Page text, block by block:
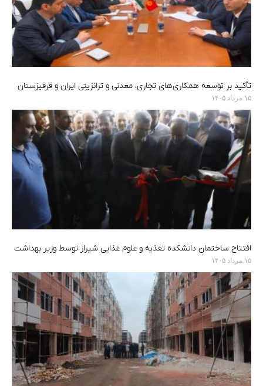
تأکید بر توسعه همکاری‌های تجاری، معدنی و ترانزیتی ایران و قرقیزستان
۱۵ مرداد ۱۴۰۵
افتتاح ساختمان دانشکده تغذیه و علوم غذایی شیراز توسط وزیر بهداشت
۱۵ مرداد ۱۴۰۵